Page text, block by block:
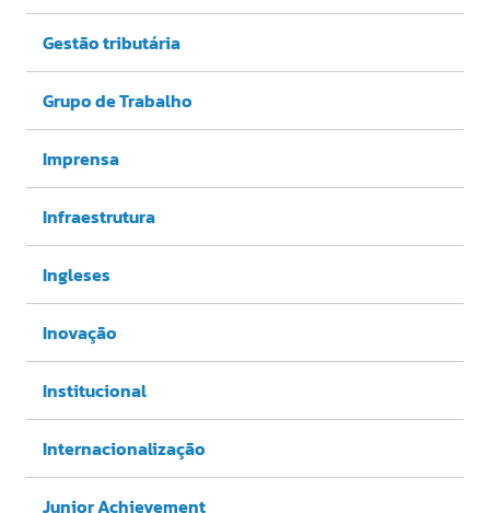
Gestão tributária
Grupo de Trabalho
Imprensa
Infraestrutura
Ingleses
Inovação
Institucional
Internacionalização
Junior Achievement